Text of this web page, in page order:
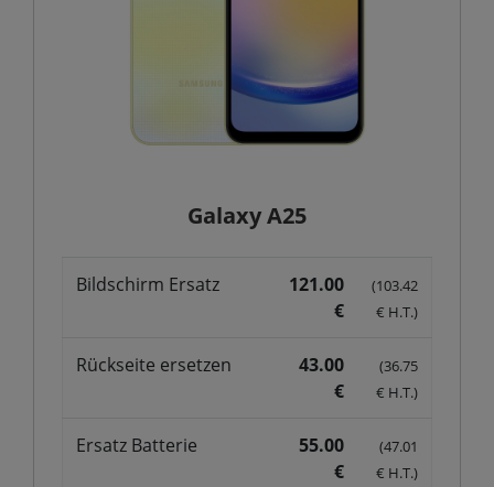
Galaxy A25
Bildschirm Ersatz
121.00
€
(103.42
€ H.T.)
Rückseite ersetzen
43.00
€
(36.75
€ H.T.)
Ersatz Batterie
55.00
€
(47.01
€ H.T.)